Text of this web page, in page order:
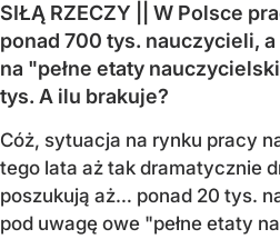
SIŁĄ RZECZY || W Polsce
ponad 700 tys. nauczycieli,
na "pełne etaty
tys. A ilu brakuje?
Cóż, sytuacja na rynku pracy
tego lata aż tak dramatycznie
poszukują aż… ponad 20 tys.
pod uwagę owe "pełne etaty